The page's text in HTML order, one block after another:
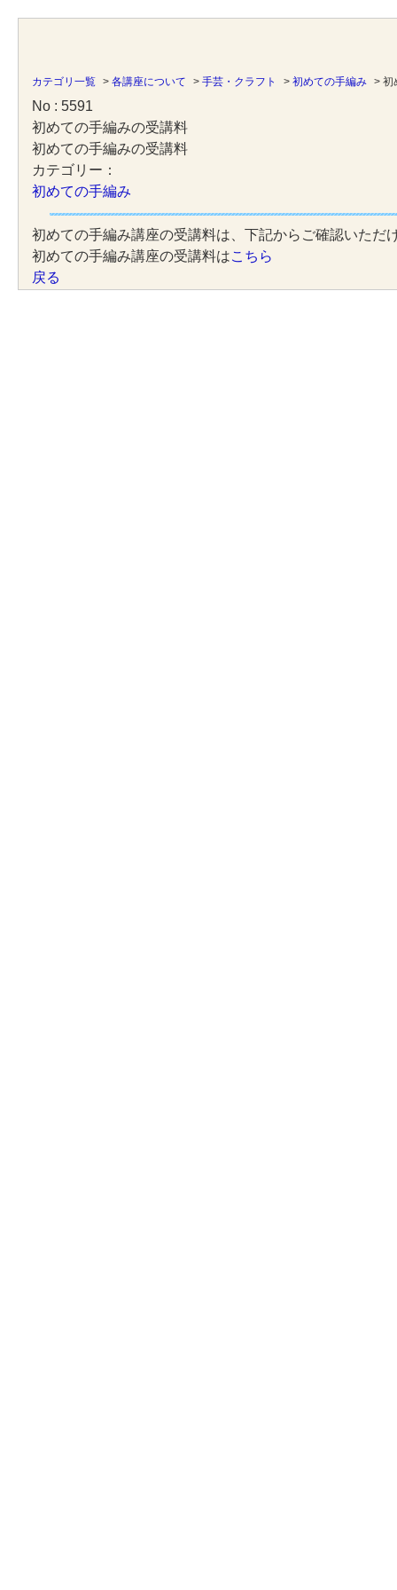
カテゴリ一覧 > 各講座について > 手芸・クラフト > 初めての手編み > 初
No : 5591
初めての手編みの受講料
初めての手編みの受講料
カテゴリー：
初めての手編み
初めての手編み講座の受講料は、下記からご確認いただ
初めての手編み講座の受講料はこちら
戻る